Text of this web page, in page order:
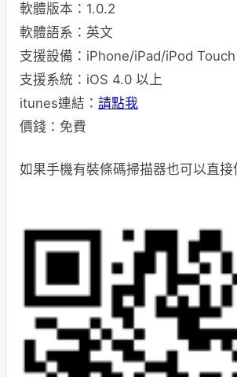
軟體版本：1.0.2
軟體語系：英文
支援設備：iPhone/iPad/iPod Touch
支援系統：iOS 4.0 以上
itunes連結： 請點我
價錢：免費
如果手機有裝條碼掃描器也可以直接